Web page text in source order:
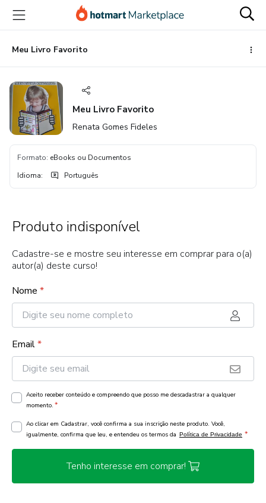
para
conteúdo
principal
para
pagamento
para
rodapéMeu Livro Favorito
Meu Livro Favorito
Renata Gomes Fideles
Formato: eBooks ou Documentos
Idioma: Português
Produto indisponível
Cadastre-se e mostre seu interesse em comprar para o(a)
autor(a) deste curso!
Nome *
Email*
Aceito receber conteúdo e compreendo que posso me descadastrar a qualquer
momento. *
Ao clicar em Cadastrar, você confirma a sua inscrição neste produto. Você,
igualmente, confirma que leu, e entendeu os termos da Política de Privacidade *
Tenho interesse em comprar!